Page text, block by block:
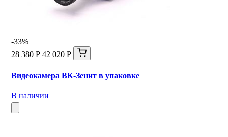
-33%
28 380 Р 42 020 Р
Видеокамера ВК-Зенит в упаковке
В наличии